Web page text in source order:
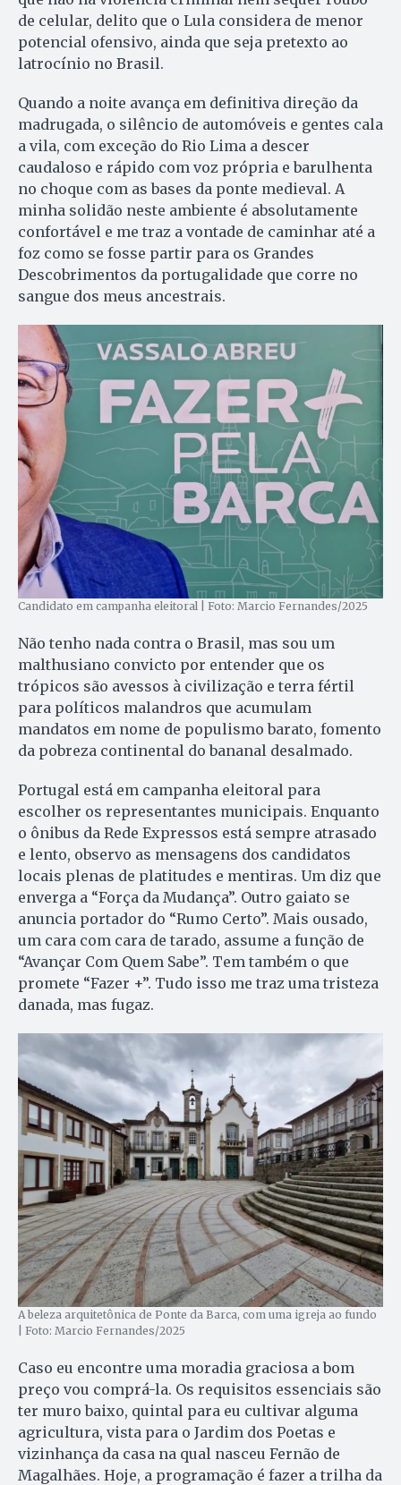
de celular, delito que o Lula considera de menor
potencial ofensivo, ainda que seja pretexto ao
latrocínio no Brasil.
Quando a noite avança em definitiva direção da
madrugada, o silêncio de automóveis e gentes cala
a vila, com exceção do Rio Lima a descer
caudaloso e rápido com voz própria e barulhenta
no choque com as bases da ponte medieval. A
minha solidão neste ambiente é absolutamente
confortável e me traz a vontade de caminhar até a
foz como se fosse partir para os Grandes
Descobrimentos da portugalidade que corre no
sangue dos meus ancestrais.
Candidato em campanha eleitoral | Foto: Marcio Fernandes/2025
Não tenho nada contra o Brasil, mas sou um
malthusiano convicto por entender que os
trópicos são avessos à civilização e terra fértil
para políticos malandros que acumulam
mandatos em nome de populismo barato, fomento
da pobreza continental do bananal desalmado.
Portugal está em campanha eleitoral para
escolher os representantes municipais. Enquanto
o ônibus da Rede Expressos está sempre atrasado
e lento, observo as mensagens dos candidatos
locais plenas de platitudes e mentiras. Um diz que
enverga a “Força da Mudança”. Outro gaiato se
anuncia portador do “Rumo Certo”. Mais ousado,
um cara com cara de tarado, assume a função de
“Avançar Com Quem Sabe”. Tem também o que
promete “Fazer +”. Tudo isso me traz uma tristeza
danada, mas fugaz.
A beleza arquitetônica de Ponte da Barca, com uma igreja ao fundo
| Foto: Marcio Fernandes/2025
Caso eu encontre uma moradia graciosa a bom
preço vou comprá-la. Os requisitos essenciais são
ter muro baixo, quintal para eu cultivar alguma
agricultura, vista para o Jardim dos Poetas e
vizinhança da casa na qual nasceu Fernão de
Magalhães. Hoje, a programação é fazer a trilha da